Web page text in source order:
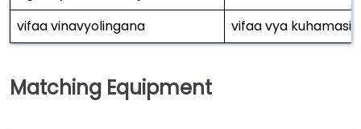
vifaa vinavyolingana
vifaa vya